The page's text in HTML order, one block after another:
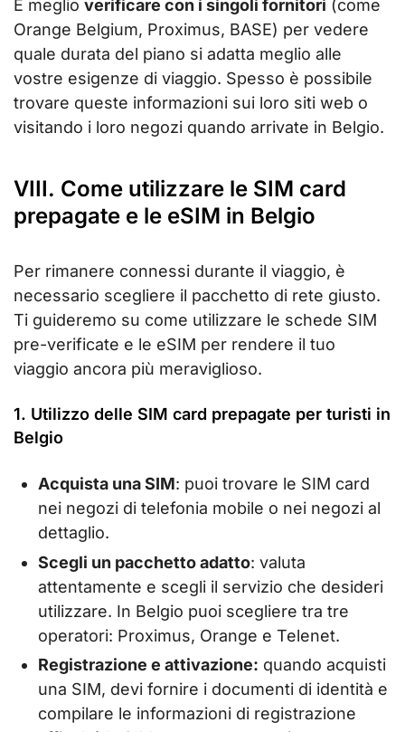
È meglio verificare con i singoli fornitori (come
Orange Belgium, Proximus, BASE) per vedere
quale durata del piano si adatta meglio alle
vostre esigenze di viaggio. Spesso è possibile
trovare queste informazioni sui loro siti web o
visitando i loro negozi quando arrivate in Belgio.
VIII. Come utilizzare le SIM card
prepagate e le eSIM in Belgio
Per rimanere connessi durante il viaggio, è
necessario scegliere il pacchetto di rete giusto.
Ti guideremo su come utilizzare le schede SIM
pre-verificate e le eSIM per rendere il tuo
viaggio ancora più meraviglioso.
1. Utilizzo delle SIM card prepagate per turisti in
Belgio
Acquista una SIM: puoi trovare le SIM card
nei negozi di telefonia mobile o nei negozi al
dettaglio.
Scegli un pacchetto adatto: valuta
attentamente e scegli il servizio che desideri
utilizzare. In Belgio puoi scegliere tra tre
operatori: Proximus, Orange e Telenet.
Registrazione e attivazione: quando acquisti
una SIM, devi fornire i documenti di identità e
compilare le informazioni di registrazione